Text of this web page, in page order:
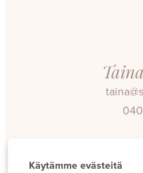
Käytämme evästeitä